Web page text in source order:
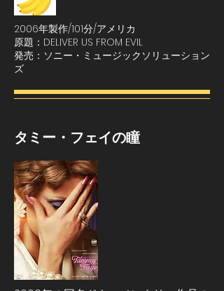
2006年製作/101分/アメリカ
原題：DELIVER US FROM EVIL
発売：ソニー・ミュージックソリューション
ズ
​タミー・フェイの瞳